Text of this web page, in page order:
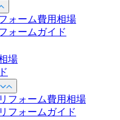
ォーム費用相場
ォームガイド
場
フォーム費用相場
フォームガイド